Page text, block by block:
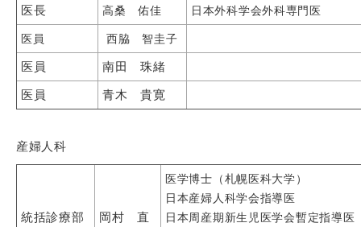
医長 高桑 佑佳 日本外科学会外科専門医
医員 西脇 智圭子
医員 南田 珠緒
医員 青木 貴寛
産婦人科
統括診療部
岡村 直
医学博士（札幌医科大学）
日本産婦人科学会指導医
日本周産期新生児医学会暫定指導医